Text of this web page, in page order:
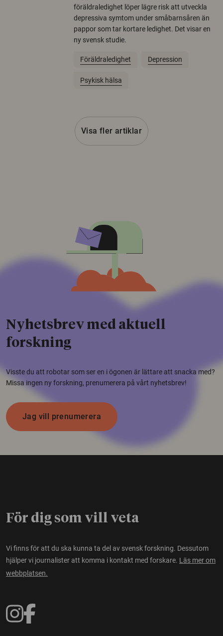
föräldraledighet löper lägre risk att utveckla
depressiva symtom under småbarnsåren än
pappor som tar kortare ledighet. Det visar en
ny svensk studie.
Föräldraledighet Depression
Psykisk hälsa
Visa fler artiklar
Nyhetsbrev med aktuell
forskning
Visste du att robotar som ser en i ögonen är lättare att snacka med?
Missa ingen ny forskning, prenumerera på vårt nyhetsbrev!
Jag vill prenumerera
För dig som vill veta
Vi finns för att du ska kunna ta del av svensk forskning. Dessutom
hjälper vi journalister att komma i kontakt med forskare. Läs mer om
webbplatsen.